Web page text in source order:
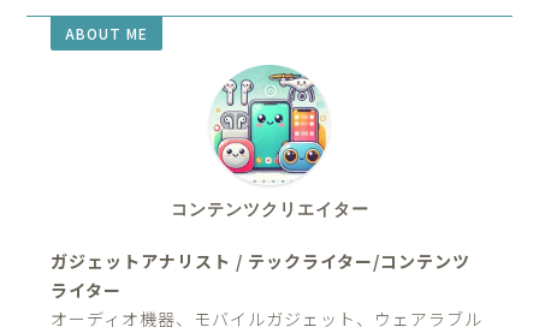
ABOUT ME
コンテンツクリエイター
ガジェットアナリスト / テックライター/コンテンツ
ライター
オーディオ機器、モバイルガジェット、ウェアラブル